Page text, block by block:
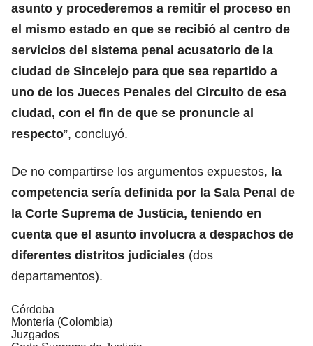
asunto y procederemos a remitir el proceso en
el mismo estado en que se recibió al centro de
servicios del sistema penal acusatorio de la
ciudad de Sincelejo para que sea repartido a
uno de los Jueces Penales del Circuito de esa
ciudad, con el fin de que se pronuncie al
respecto”, concluyó.
De no compartirse los argumentos expuestos, la
competencia sería definida por la Sala Penal de
la Corte Suprema de Justicia, teniendo en
cuenta que el asunto involucra a despachos de
diferentes distritos judiciales (dos
departamentos).
Córdoba
Montería (Colombia)
Juzgados